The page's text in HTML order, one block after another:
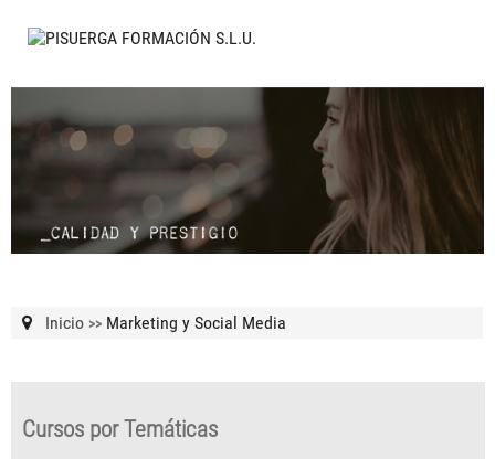
Inicio >> Marketing y Social Media
Cursos por Temáticas